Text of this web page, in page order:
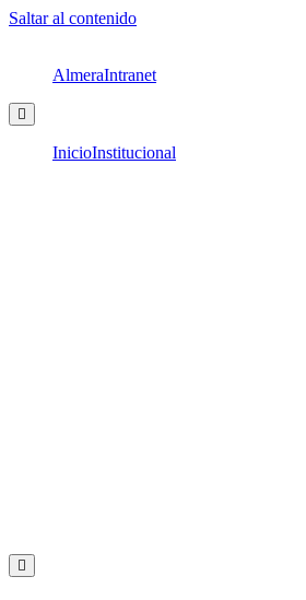
Saltar al contenido
AlmeraIntranet
Hamburger
Toggle
InicioInstitucional
Hamburger
Toggle